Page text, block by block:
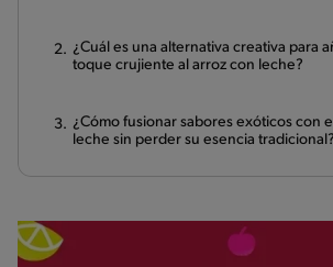
¿Cuál es una alternativa creativa para
toque crujiente al arroz con leche?
¿Cómo fusionar sabores exóticos con
leche sin perder su esencia tradicional?